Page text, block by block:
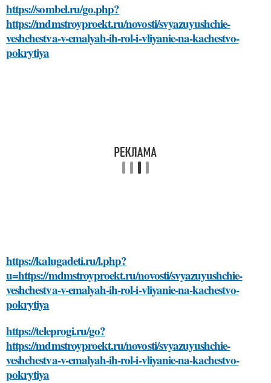
https://sombel.ru/go.php?
https://mdmstroyproekt.ru/novosti/svyazuyushchie-
veshchestva-v-emalyah-ih-rol-i-vliyanie-na-kachestvo-
pokrytiya
https://kalugadeti.ru/l.php?
u=https://mdmstroyproekt.ru/novosti/svyazuyushchie-
veshchestva-v-emalyah-ih-rol-i-vliyanie-na-kachestvo-
pokrytiya
https://teleprogi.ru/go?
https://mdmstroyproekt.ru/novosti/svyazuyushchie-
veshchestva-v-emalyah-ih-rol-i-vliyanie-na-kachestvo-
pokrytiya